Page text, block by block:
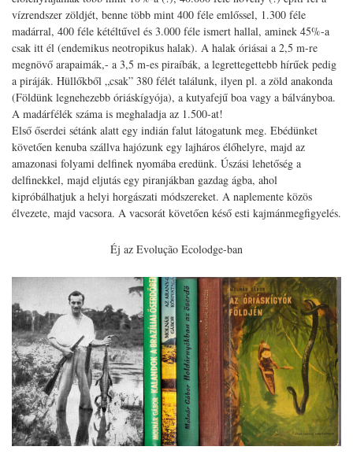
vízrendszer zöldjét, benne több mint 400 féle emlőssel, 1.300 féle
madárral, 400 féle kétéltűvel és 3.000 féle ismert hallal, aminek 45%-a
csak itt él (endemikus neotropikus halak). A halak óriásai a 2,5 m-re
megnövő arapaimák,- a 3,5 m-es piraíbák, a legrettegettebb hírűek pedig
a piráják. Hüllőkből „csak” 380 félét találunk, ilyen pl. a zöld anakonda
(Földünk legnehezebb óriáskígyója), a kutyafejű boa vagy a bálványboa.
A madárfélék száma is meghaladja az 1.500-at!
Első őserdei sétánk alatt egy indián falut látogatunk meg. Ebédünket
követően kenuba szállva hajózunk egy lajháros élőhelyre, majd az
amazonasi folyami delfinek nyomába eredünk. Úszási lehetőség a
delfinekkel, majd eljutás egy piranjákban gazdag ágba, ahol
kipróbálhatjuk a helyi horgászati módszereket. A naplemente közös
élvezete, majd vacsora. A vacsorát követően késő esti kajmánmegfigyelés.
Éj az Evolução Ecolodge-ban